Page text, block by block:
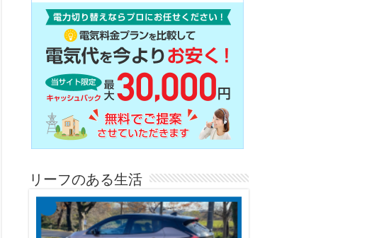
リーフのある生活